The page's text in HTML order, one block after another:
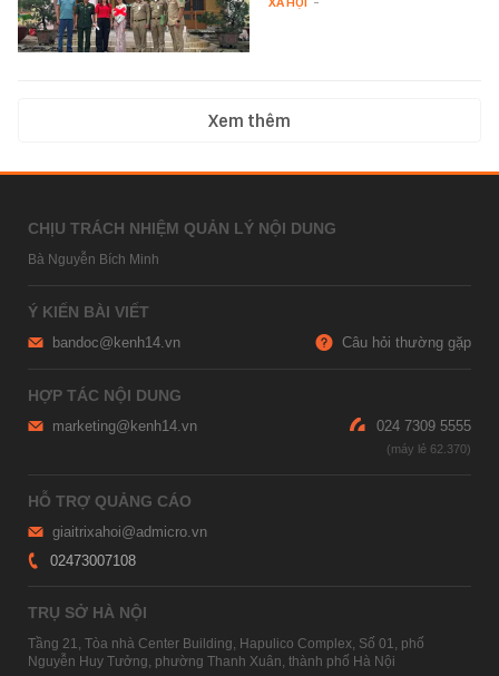
Xem thêm
CHỊU TRÁCH NHIỆM QUẢN LÝ NỘI DUNG
Bà Nguyễn Bích Minh
Ý KIẾN BÀI VIẾT
bandoc@kenh14.vn Câu hỏi thường gặp
HỢP TÁC NỘI DUNG
marketing@kenh14.vn 024 7309 5555
HỖ TRỢ QUẢNG CÁO
giaitrixahoi@admicro.vn
02473007108
TRỤ SỞ HÀ NỘI
Tầng 21, Tòa nhà Center Building, Hapulico Complex, Số 01, phố
Nguyễn Huy Tưởng, phường Thanh Xuân, thành phố Hà Nội